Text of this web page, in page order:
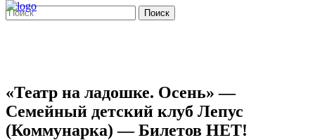
Поиск
«Театр на ладошке. Осень» —
Семейный детский клуб Лепус
(Коммунарка) — Билетов НЕТ!